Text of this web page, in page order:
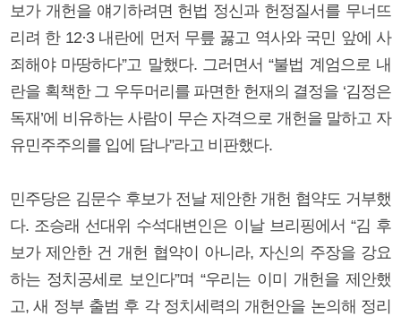
보가 개헌을 얘기하려면 헌법 정신과 헌정질서를 무너뜨
리려 한 12·3 내란에 먼저 무릎 꿇고 역사와 국민 앞에 사
죄해야 마땅하다”고 말했다. 그러면서 “불법 계엄으로 내
란을 획책한 그 우두머리를 파면한 헌재의 결정을 ‘김정은
독재’에 비유하는 사람이 무슨 자격으로 개헌을 말하고 자
유민주주의를 입에 담나”라고 비판했다.
민주당은 김문수 후보가 전날 제안한 개헌 협약도 거부했
다. 조승래 선대위 수석대변인은 이날 브리핑에서 “김 후
보가 제안한 건 개헌 협약이 아니라, 자신의 주장을 강요
하는 정치공세로 보인다”며 “우리는 이미 개헌을 제안했
고, 새 정부 출범 후 각 정치세력의 개헌안을 논의해 정리